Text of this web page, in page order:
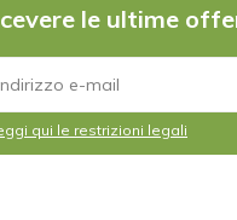
le ultime
qui le restrizioni legali